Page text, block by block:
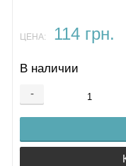
ЦЕНА: 114 грн.
В наличии
-